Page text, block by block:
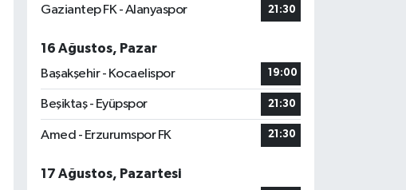
Gaziantep FK - Alanyaspor 21:30
16 Ağustos, Pazar
Başakşehir - Kocaelispor
19:00
Beşiktaş - Eyüpspor 21:30
Amed - Erzurumspor FK 21:30
17 Ağustos, Pazartesi